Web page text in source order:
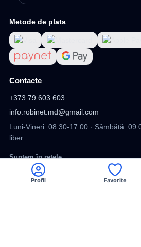
Metode de plata
Contacte
+373 79 603 603
info.robinet.md@gmail.com
Luni-Vineri: 08:30-17:00 · Sâmbătă:
liber
Suntem în rețele
Facebook
Profil Favorite